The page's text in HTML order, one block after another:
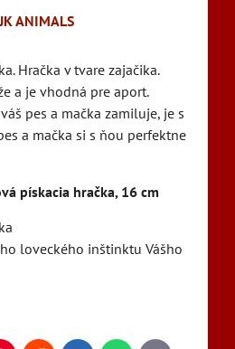
JK ANIMALS
Hračka v tvare zajačika.
a je vhodná pre aport.
pes a mačka zamiluje, je s
a mačka si s ňou perfektne
pískacia hračka, 16 cm
loveckého inštinktu Vášho